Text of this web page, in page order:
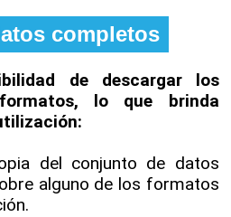
completos
de descargar los
lo que brinda
del conjunto de datos
alguno de los formatos